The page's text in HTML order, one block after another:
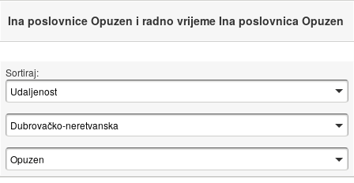
Ina poslovnice Opuzen i radno vrijeme Ina poslovnica Opuzen
Sortiraj: